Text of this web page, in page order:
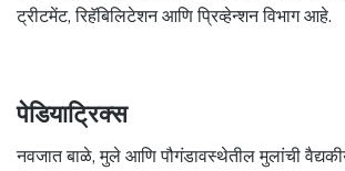
ट्रीटमेंट, रिहॅबिलिटेशन आणि प्रिव्हेन्शन विभाग आहे.
पेडियाट्रिक्स
नवजात बाळे, मुले आणि पौगंडावस्थेतील मुलांची